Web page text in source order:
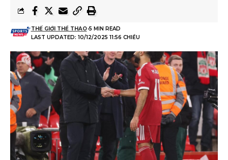
LAST UPDATED: 10/12/2025 11:56 CHIỀU
THẾ GIỚI THỂ THAO 5 MIN READ